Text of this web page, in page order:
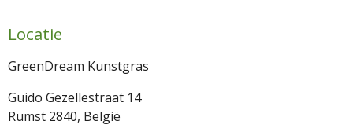
Locatie
GreenDream Kunstgras
Guido Gezellestraat 14
Rumst 2840, België